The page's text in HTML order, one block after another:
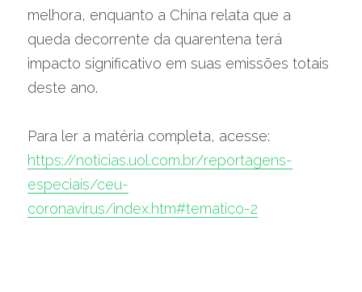
melhora, enquanto a China relata que a
queda decorrente da quarentena terá
impacto significativo em suas emissões totais
deste ano.
https://noticias.uol.com.br/reportagens-
especiais/ceu-
coronavirus/index.htm#tematico-2